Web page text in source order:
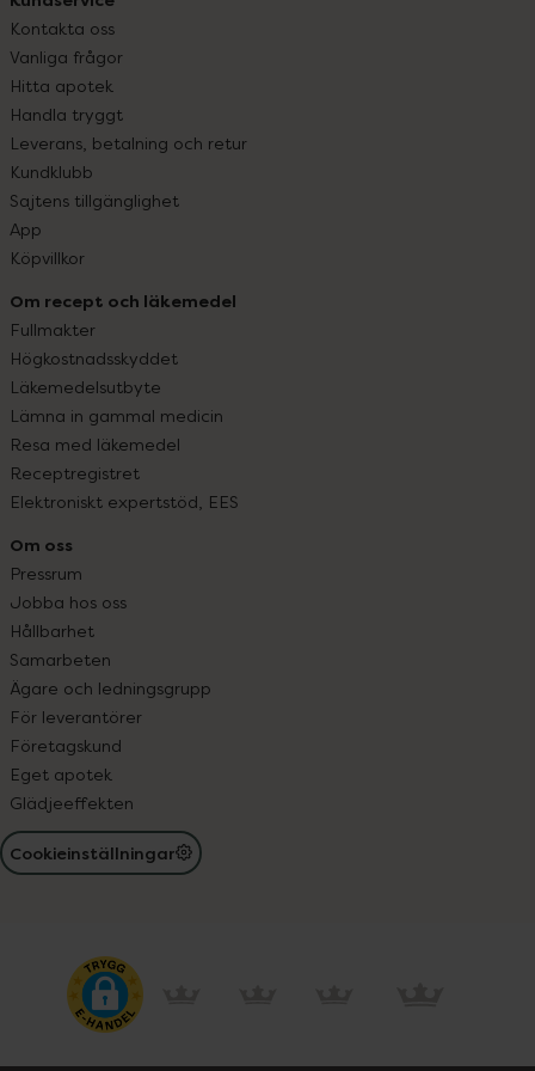
Kontakta oss
Vanliga frågor
Hitta apotek
Handla tryggt
Leverans, betalning och retur
Kundklubb
Sajtens tillgänglighet
App
Köpvillkor
Om recept och läkemedel
Fullmakter
Högkostnadsskyddet
Läkemedelsutbyte
Lämna in gammal medicin
Resa med läkemedel
Receptregistret
Elektroniskt expertstöd, EES
Om oss
Pressrum
Jobba hos oss
Hållbarhet
Samarbeten
Ägare och ledningsgrupp
För leverantörer
Företagskund
Eget apotek
Glädjeeffekten
Cookieinställningar